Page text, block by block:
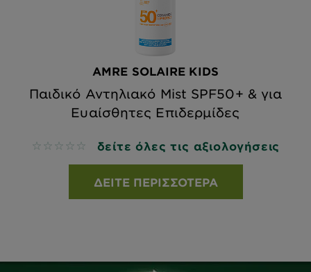
AMRE SOLAIRE KIDS
Παιδικό Αντηλιακό Mist SPF50+ & για
Ευαίσθητες Επιδερμίδες
No reviews δείτε όλες τις αξιολογήσεις
ΔΕΊΤΕ ΠΕΡΙΣΣΌΤΕΡΑ